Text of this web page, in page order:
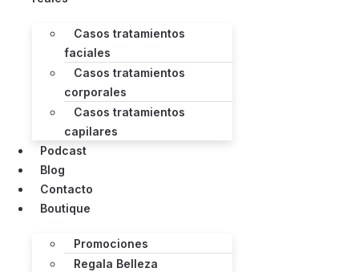
Casos tratamientos
faciales
Casos tratamientos
corporales
Casos tratamientos
capilares
Podcast
Blog
Contacto
Boutique
Promociones
Regala Belleza